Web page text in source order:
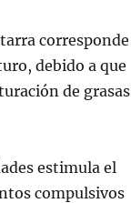
corresponde
debido a que
de grasas
estimula el
compulsivos